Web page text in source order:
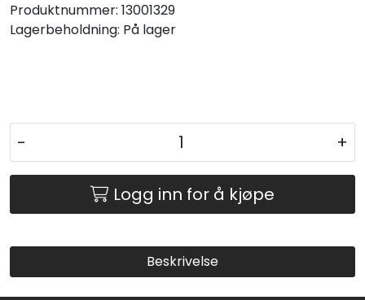
Produktnummer: 13001329
Lagerbeholdning: På lager
- +
Logg inn for å kjøpe
Beskrivelse